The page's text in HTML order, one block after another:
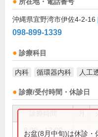
所在地・電話番号
沖縄県宜野湾市伊佐4-2-16
098-899-1339
診療科目
内科 循環器内科 人工
診療/受付時間・休診日
9:00～12:00 ●
お盆(8月中旬)は休診・